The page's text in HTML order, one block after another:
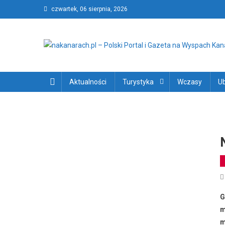
to
czwartek, 06 sierpnia, 2026
Aktualności Turystyka Wczasy